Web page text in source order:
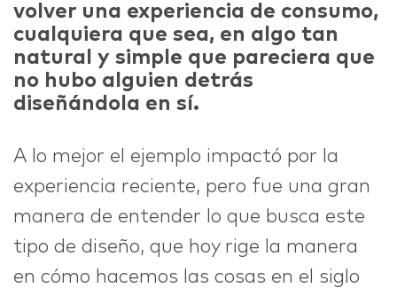
volver una experiencia de consumo,
cualquiera que sea, en algo tan
natural y simple que pareciera que
no hubo alguien detrás
diseñándola en sí.
A lo mejor el ejemplo impactó por la
experiencia reciente, pero fue una gran
manera de entender lo que busca este
tipo de diseño, que hoy rige la manera
en cómo hacemos las cosas en el siglo